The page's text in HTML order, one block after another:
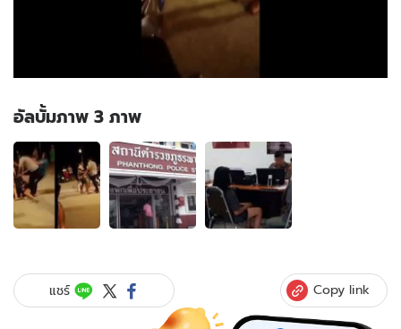
อัลบั้มภาพ 3 ภาพ
อัลบั้ม
ภาพ
3
ภาพ
ของ
โรง
พัก-
แชร์ Copy link